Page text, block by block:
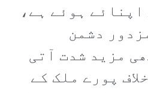
ہوئے ہے،
دشمن
مزید شدت آتی
پورے ملک کے